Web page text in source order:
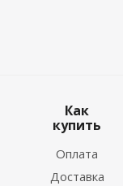
Как
купить
Оплата
Доставка